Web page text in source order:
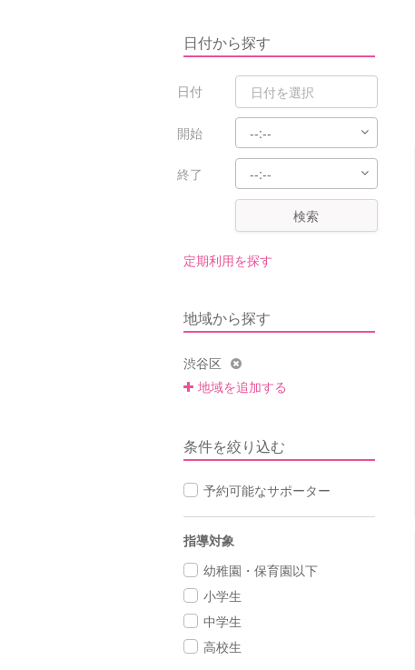
日付から探す
日付
開始
終了
検索
定期利用を探す
地域から探す
渋谷区
地域を追加する
条件を絞り込む
予約可能なサポーター
指導対象
幼稚園・保育園以下
小学生
中学生
高校生